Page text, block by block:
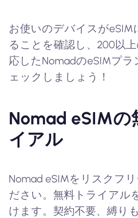
お使いのデバイスがeSIM
ることを確認し、200以
応したNomadのeSIMプ
ェックしましょう！
Nomad eSIMの
イアル
Nomad eSIMをリスクフ
ださい。無料トライアル
けます。契約不要、縛り